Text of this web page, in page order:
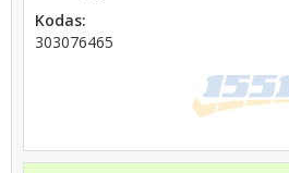
Kodas:
303076465